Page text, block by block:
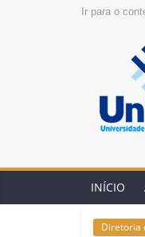
Ir para o
INÍCIO
Diretoria